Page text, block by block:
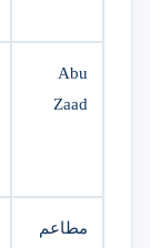
Abu
Zaad
مطاعم